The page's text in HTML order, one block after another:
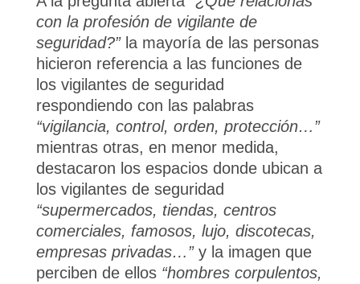
con la profesión de vigilante de
seguridad?”la mayoría de las personas
hicieron referencia a las funciones de
los vigilantes de seguridad
respondiendo con las palabras
“vigilancia, control, orden, protección…”
mientras otras, en menor medida,
destacaron los espacios donde ubican a
los vigilantes de seguridad
“supermercados, tiendas, centros
comerciales, famosos, lujo, discotecas,
empresas privadas…”y la imagen que
perciben de ellos “hombres corpulentos,